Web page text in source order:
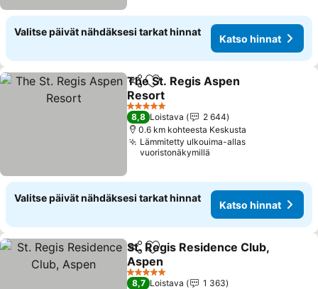
Valitse päivät nähdäksesi tarkat hinnat
Katso hinnat
Jaa Lisää suosikkeihin
The St. Regis Aspen
Resort
Katso hinnat
5 Tähtiluokitus
8,8 Loistava
2 644
0.6 km kohteesta Keskusta
Lämmitetty ulkouima-allas
vuoristonäkymillä
Valitse päivät nähdäksesi tarkat hinnat
Katso hinnat
Jaa Lisää suosikkeihin
St. Regis Residence Club,
Aspen
Katso hinnat
5 Tähtiluokitus
8,7 Loistava
1 363